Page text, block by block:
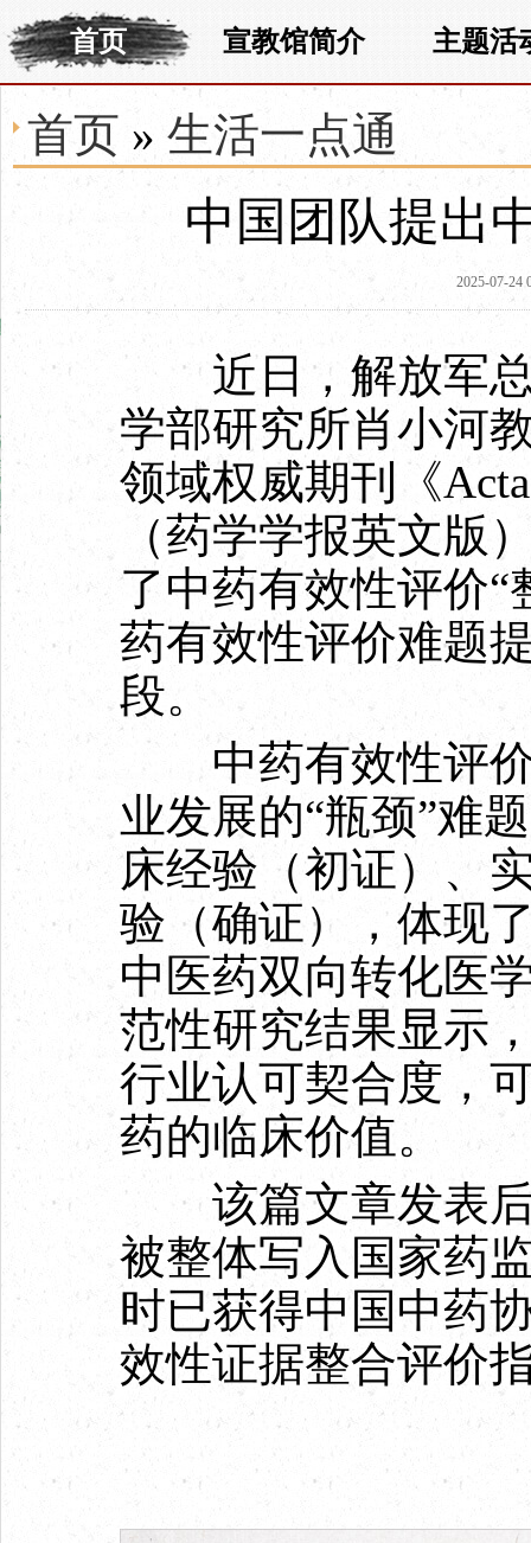
首页 宣教馆简介 主题活
首页 » 生活一点通
中国团队提出
2025-07-24
近日，解放军总
学部研究所肖小河
领域权威期刊《Acta
（药学学报英文版
了中药有效性评价“
药有效性评价难题
段。
中药有效性评价
业发展的“瓶颈”难
床经验（初证）、
验（确证），体现
中医药双向转化医
范性研究结果显示
行业认可契合度，
药的临床价值。
该篇文章发表后
被整体写入国家药
时已获得中国中药
效性证据整合评价